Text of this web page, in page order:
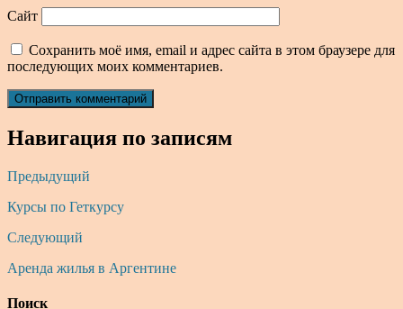
Сайт
Сохранить моё имя, email и адрес сайта в этом браузере для
последующих моих комментариев.
Навигация по записям
Предыдущий
Курсы по Геткурсу
Следующий
Аренда жилья в Аргентине
Поиск